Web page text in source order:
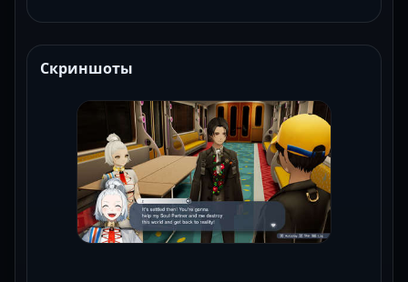
Скриншоты